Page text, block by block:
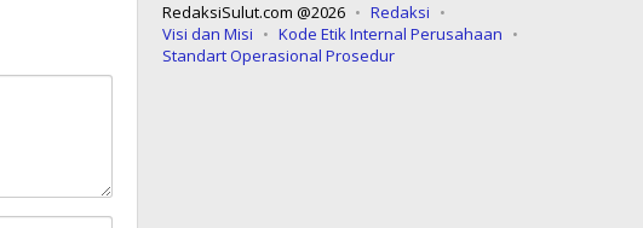
RedaksiSulut.com @2026
Redaksi
Visi dan Misi
Kode Etik Internal Perusahaan
Standart Operasional Prosedur